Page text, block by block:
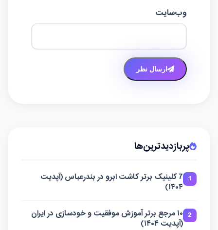
وب‌سایت
ارسال نظر
پربازدیدترین‌ها
1
7 کلینیک برتر کاشت ابرو در بندرعباس (آپدیت
۱۴۰۴)
2
۱۰ مرجع برتر آموزش موفقیت و خودسازی در ایران
(آپدیت ۱۴۰۴)